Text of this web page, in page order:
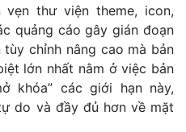
thư viện theme, icon,
quảng cáo gây gián đoạn
chỉnh nâng cao mà bản
lớn nhất nằm ở việc bản
khóa” các giới hạn này,
do và đầy đủ hơn về mặt